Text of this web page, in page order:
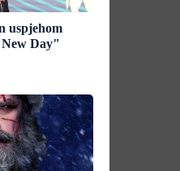
uspjehom
Day"